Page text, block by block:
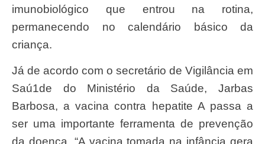
imunobiológico que entrou na rotina,
permanecendo no calendário básico da
criança.
Já de acordo com o secretário de Vigilância em
Saú1de do Ministério da Saúde, Jarbas
Barbosa, a vacina contra hepatite A passa a
ser uma importante ferramenta de prevenção